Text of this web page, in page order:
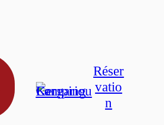
Réser
vatio
n